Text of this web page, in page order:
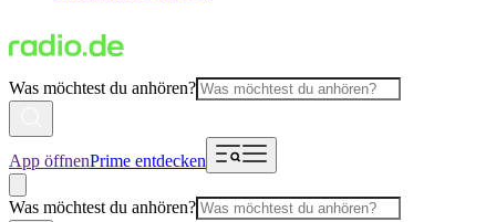
Was möchtest du anhören?
App öffnenPrime entdecken
Was möchtest du anhören?